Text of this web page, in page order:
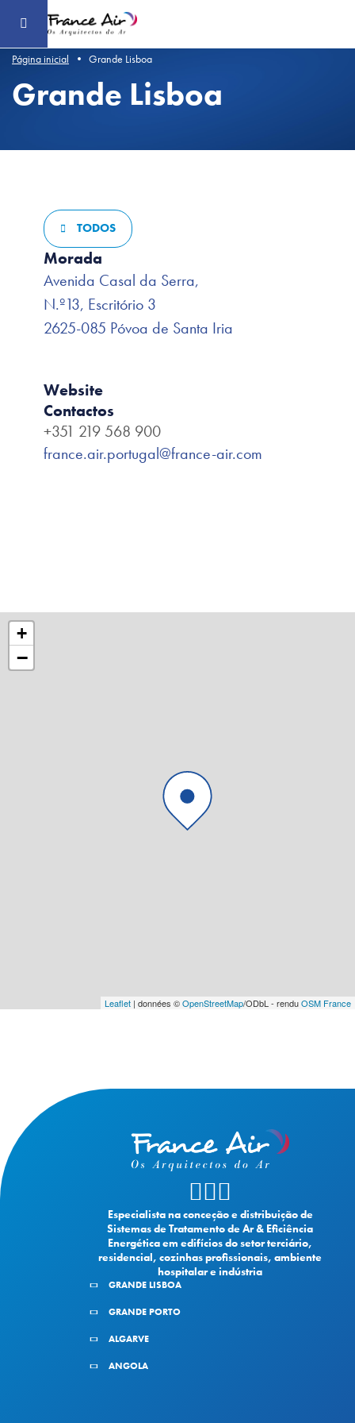
conteúdo
Página inicial Grande Lisboa
Grande Lisboa
TODOS
Morada
Avenida Casal da Serra,
N.º13, Escritório 3
2625-085 Póvoa de Santa Iria
Website
Contactos
+351 219 568 900
france.air.portugal@france-air.com
+
−
Leaflet | données ©OpenStreetMap/ODbL - renduOSM France
Especialista na conceção e distribuição de
Sistemas de Tratamento de Ar & Eficiência
Energética em edifícios do setor terciário,
residencial, cozinhas profissionais, ambiente
hospitalar e indústria
GRANDE LISBOA
GRANDE PORTO
ALGARVE
ANGOLA